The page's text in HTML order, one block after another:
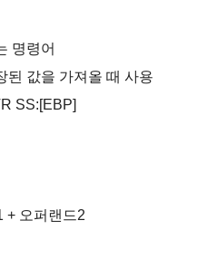
명령어
된 값을 가져올 때 사용
SS:[EBP]
+ 오퍼랜드2